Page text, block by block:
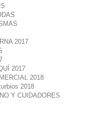
2017
2017
2018
2018
Y CUIDADORES